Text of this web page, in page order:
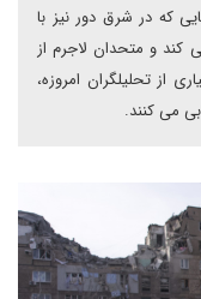
که در شرق دور نیز با
و متحدان لاجرم از
از تحلیلگران امروزه،
می کنند.